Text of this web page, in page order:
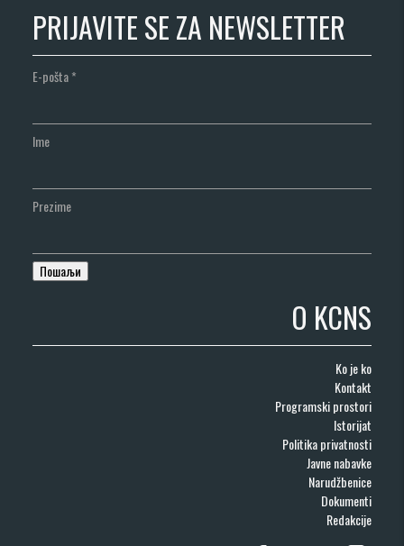
PRIJAVITE SE ZA NEWSLETTER
E-pošta*
Ime
Prezime
O KCNS
Ko je ko
Kontakt
Programski prostori
Istorijat
Politika privatnosti
Javne nabavke
Narudžbenice
Dokumenti
Redakcije